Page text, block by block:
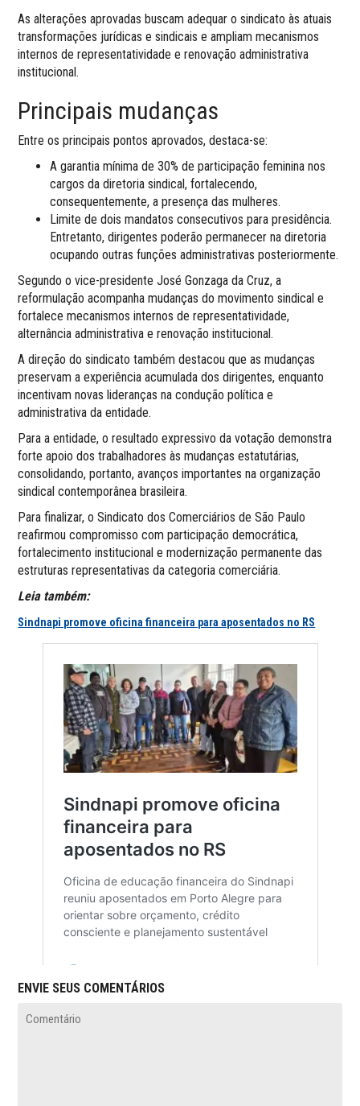
As alterações aprovadas buscam adequar o sindicato às atuais
transformações jurídicas e sindicais e ampliam mecanismos
internos de representatividade e renovação administrativa
institucional.
Principais mudanças
Entre os principais pontos aprovados, destaca-se:
A garantia mínima de 30% de participação feminina nos
cargos da diretoria sindical, fortalecendo,
consequentemente, a presença das mulheres.
Limite de dois mandatos consecutivos para presidência.
Entretanto, dirigentes poderão permanecer na diretoria
ocupando outras funções administrativas posteriormente.
Segundo o vice-presidente José Gonzaga da Cruz, a
reformulação acompanha mudanças do movimento sindical e
fortalece mecanismos internos de representatividade,
alternância administrativa e renovação institucional.
A direção do sindicato também destacou que as mudanças
preservam a experiência acumulada dos dirigentes, enquanto
incentivam novas lideranças na condução política e
administrativa da entidade.
Para a entidade, o resultado expressivo da votação demonstra
forte apoio dos trabalhadores às mudanças estatutárias,
consolidando, portanto, avanços importantes na organização
sindical contemporânea brasileira.
Para finalizar, o Sindicato dos Comerciários de São Paulo
reafirmou compromisso com participação democrática,
fortalecimento institucional e modernização permanente das
estruturas representativas da categoria comerciária.
Leia também:
Sindnapi promove oficina financeira para aposentados no RS
ENVIE SEUS COMENTÁRIOS